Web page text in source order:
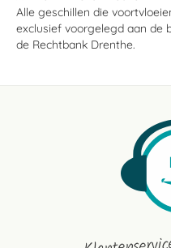
Alle geschillen die
exclusief voorgelegd aan de
de Rechtbank Drenthe.